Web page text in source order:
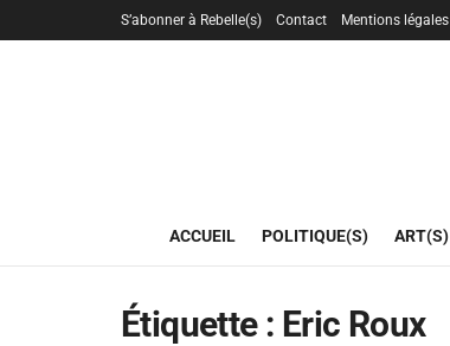
S’abonner à Rebelle(s) Contact Mentions légales
ACCUEIL POLITIQUE(S) ART(S)
Étiquette : Eric Roux